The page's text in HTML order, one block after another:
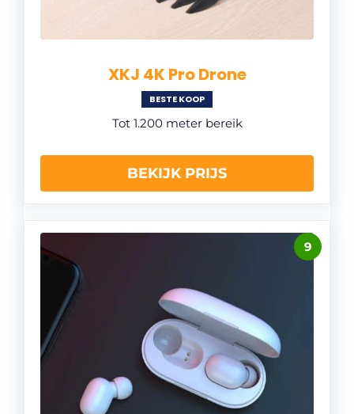
XKJ 4K Pro Drone
BESTE KOOP
Tot 1.200 meter bereik
BEKIJK PRIJS
9